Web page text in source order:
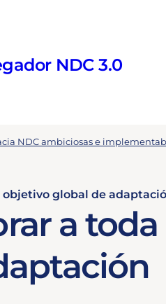
NDC 3.0
NDC ambiciosas e
global de
a